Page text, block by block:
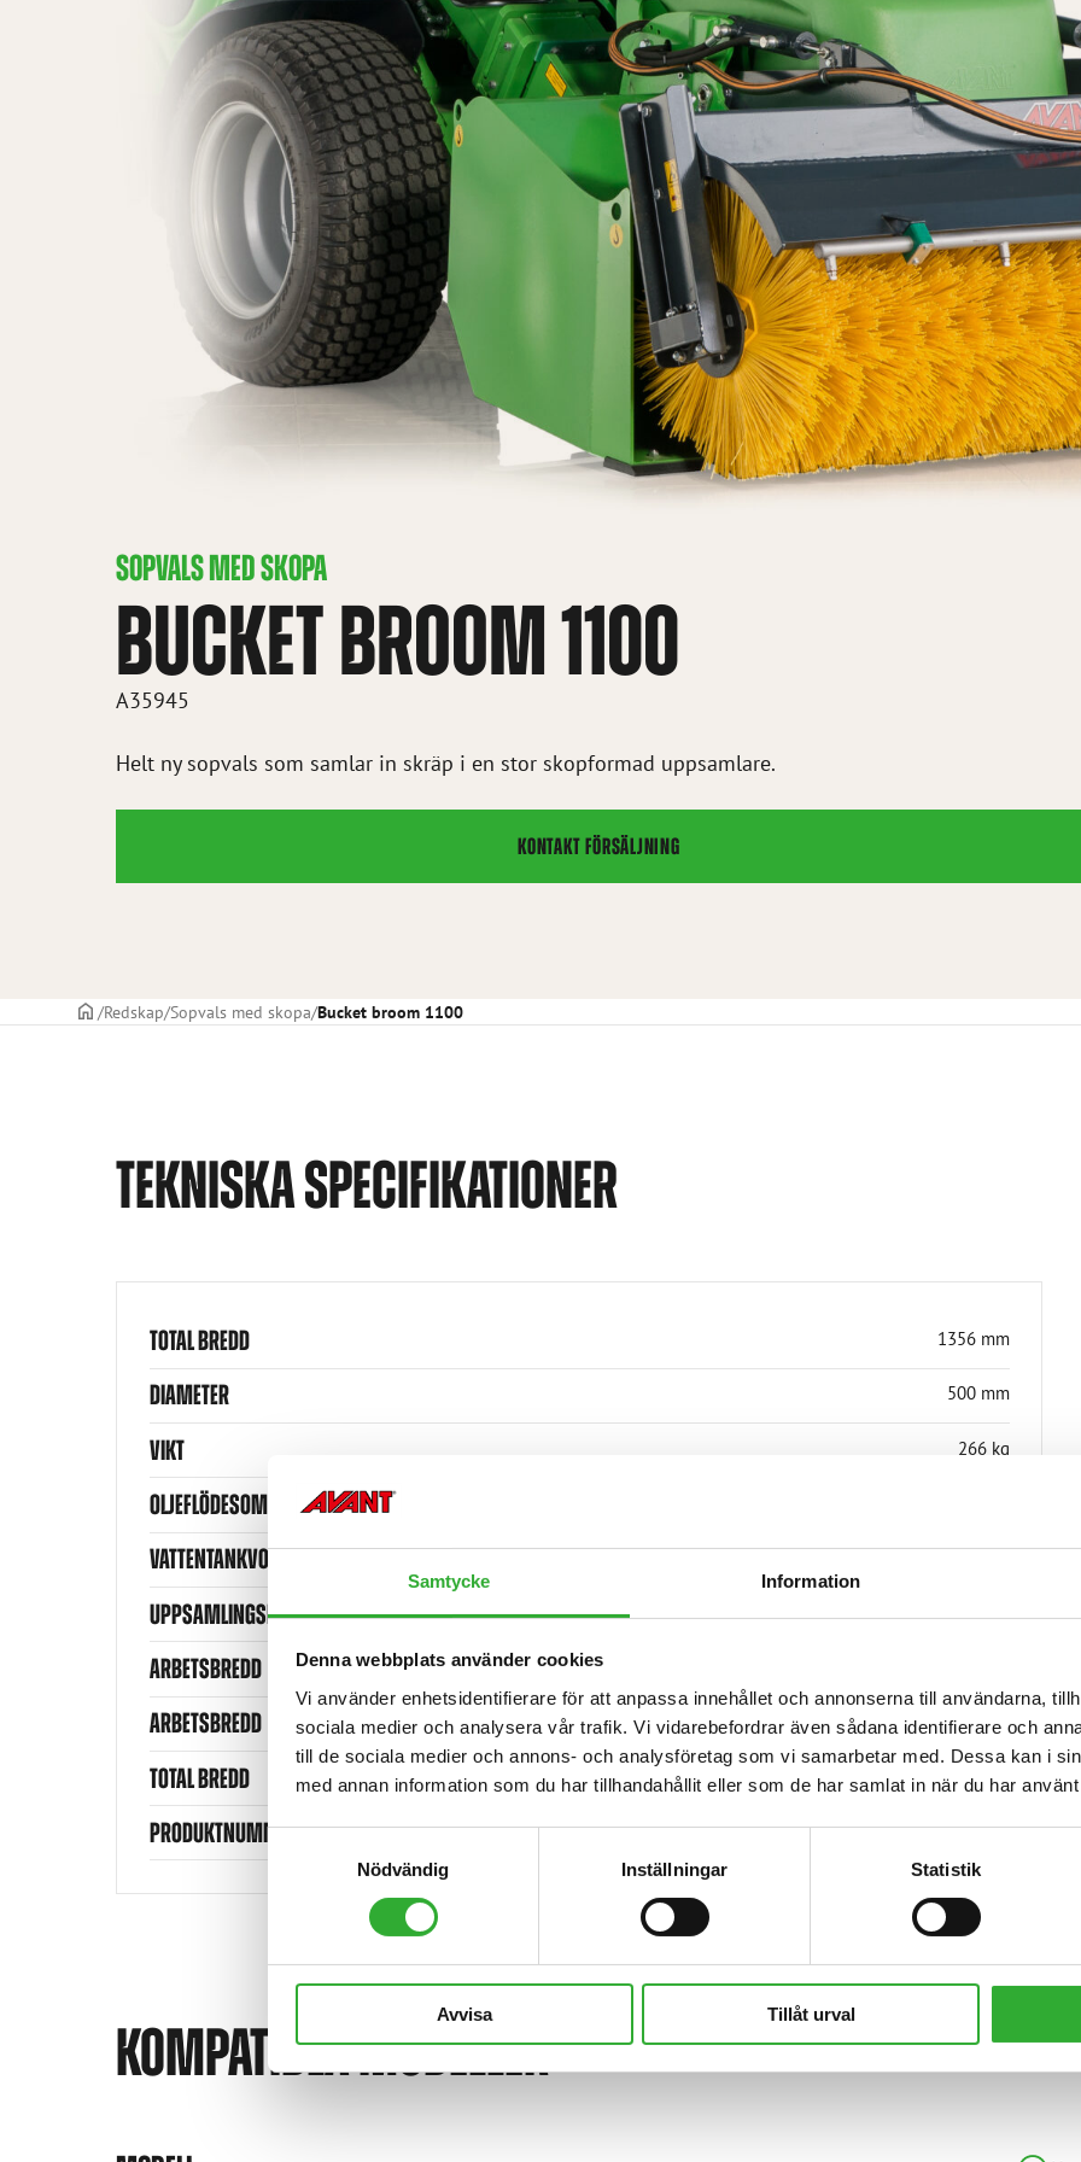
Samtycke Information
Denna webbplats använder cookies
Vi använder enhetsidentifierare för att anpassa innehållet och annonserna till användarna,
sociala medier och analysera vår trafik. Vi vidarebefordrar även sådana identifierare och
till de sociala medier och annons- och analysföretag som vi samarbetar med. Dessa kan i
med annan information som du har tillhandahållit eller som de har samlat in när du har
Samtyckesval
Nödvändig
Inställningar Statistik
Avvisa Tillåt urval
SOPVALS MED SKOPA
BUCKET BROOM 1100
A35945
Helt ny sopvals som samlar in skräp i en stor skopformad uppsamlare.
KONTAKT FÖRSÄLJNING
STARTSIDAN
Redskap Sopvals med skopa Bucket broom 1100
TEKNISKA SPECIFIKATIONER
TOTAL BREDD 1356 mm
DIAMETER 500 mm
VIKT 266 kg
OLJEFLÖDESOMRÅDE
VATTENTANKVOLYM 120 l
UPPSAMLINGSLÅDANS VOLYM
ARBETSBREDD
ARBETSBREDD 1100 mm
TOTAL BREDD 1356 mm
PRODUKTNUMMER A35945
KOMPATIBLA MODELLER